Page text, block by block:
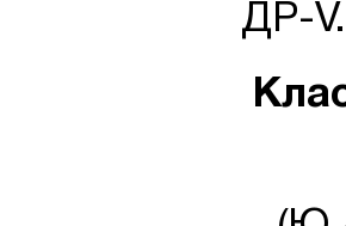
ДР-